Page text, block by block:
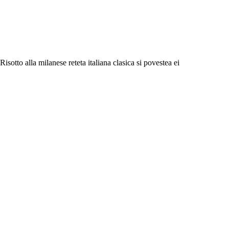
Risotto alla milanese reteta italiana clasica si povestea ei